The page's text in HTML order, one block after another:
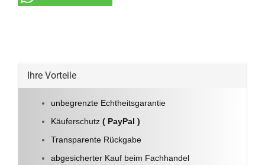
Ihre Vorteile
unbegrenzte Echtheitsgarantie
Käuferschutz ( PayPal )
Transparente Rückgabe
abgesicherter Kauf beim Fachhandel